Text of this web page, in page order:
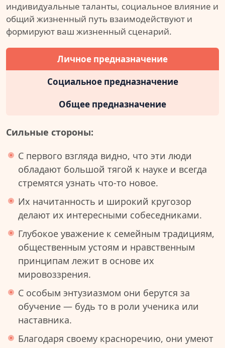
индивидуальные таланты, социальное влияние и
общий жизненный путь взаимодействуют и
формируют ваш жизненный сценарий.
Личное предназначение
Социальное предназначение
Общее предназначение
Сильные стороны:
С первого взгляда видно, что эти люди
обладают большой тягой к науке и всегда
стремятся узнать что-то новое.
Их начитанность и широкий кругозор
делают их интересными собеседниками.
Глубокое уважение к семейным традициям,
общественным устоям и нравственным
принципам лежит в основе их
мировоззрения.
С особым энтузиазмом они берутся за
обучение — будь то в роли ученика или
наставника.
Благодаря своему красноречию, они умеют